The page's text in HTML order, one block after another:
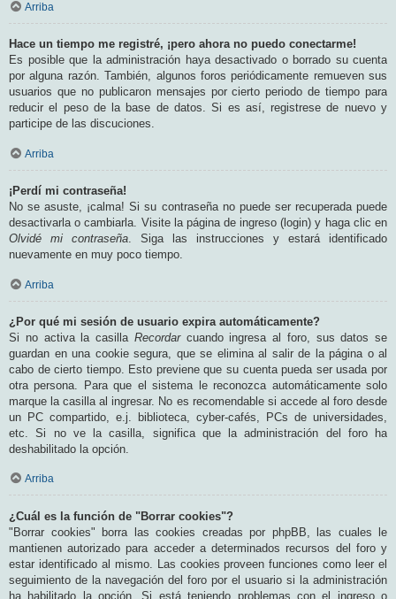
Arriba
Hace un tiempo me registré, ¡pero ahora no puedo conectarme!
Es posible que la administración haya desactivado o borrado su cuenta
por alguna razón. También, algunos foros periódicamente remueven sus
usuarios que no publicaron mensajes por cierto periodo de tiempo para
reducir el peso de la base de datos. Si es así, registrese de nuevo y
participe de las discuciones.
Arriba
¡Perdí mi contraseña!
No se asuste, ¡calma! Si su contraseña no puede ser recuperada puede
desactivarla o cambiarla. Visite la página de ingreso (login) y haga clic en
Olvidé mi contraseña. Siga las instrucciones y estará identificado
nuevamente en muy poco tiempo.
Arriba
¿Por qué mi sesión de usuario expira automáticamente?
Si no activa la casilla Recordarcuando ingresa al foro, sus datos se
guardan en una cookie segura, que se elimina al salir de la página o al
cabo de cierto tiempo. Esto previene que su cuenta pueda ser usada por
otra persona. Para que el sistema le reconozca automáticamente solo
marque la casilla al ingresar. No es recomendable si accede al foro desde
un PC compartido, e.j. biblioteca, cyber-cafés, PCs de universidades,
etc. Si no ve la casilla, significa que la administración del foro ha
deshabilitado la opción.
Arriba
¿Cuál es la función de "Borrar cookies"?
"Borrar cookies" borra las cookies creadas por phpBB, las cuales le
mantienen autorizado para acceder a determinados recursos del foro y
estar identificado al mismo. Las cookies proveen funciones como leer el
seguimiento de la navegación del foro por el usuario si la administración
ha habilitado la opción. Si está teniendo problemas con el ingreso o